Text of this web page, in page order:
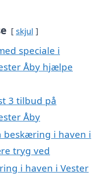
skjul
speciale i
Åby hjælpe
3 tilbud på
Åby
beskæring i haven i
tryg ved
i haven i Vester